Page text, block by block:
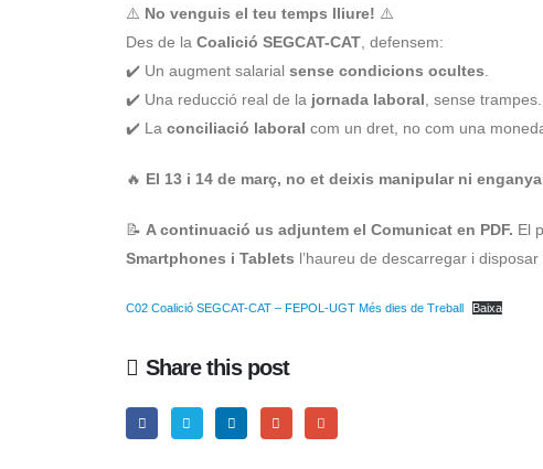
⚠️ No venguis el teu temps lliure! ⚠️
Des de la Coalició SEGCAT-CAT, defensem:
✔️ Un augment salarial sense condicions ocultes.
✔️ Una reducció real de la jornada laboral, sense trampes.
✔️ La conciliació laboral com un dret, no com una
🔥 El 13 i 14 de març, no et deixis manipular ni
📝 A continuació us adjuntem el Comunicat en PDF. El
Smartphones i Tablets l’haureu de descarregar i
C02 Coalició SEGCAT-CAT – FEPOL-UGT Més dies de Treball Baixa
Share this post